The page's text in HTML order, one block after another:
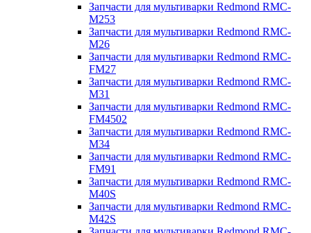
Запчасти для мультиварки Redmond RMC-
M253
Запчасти для мультиварки Redmond RMC-
M26
Запчасти для мультиварки Redmond RMC-
FM27
Запчасти для мультиварки Redmond RMC-
M31
Запчасти для мультиварки Redmond RMC-
FM4502
Запчасти для мультиварки Redmond RMC-
M34
Запчасти для мультиварки Redmond RMC-
FM91
Запчасти для мультиварки Redmond RMC-
M40S
Запчасти для мультиварки Redmond RMC-
M42S